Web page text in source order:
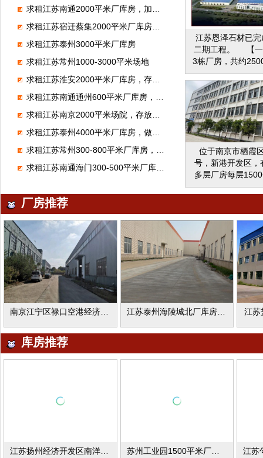
求租江苏南通2000平米厂库房，加工绣花
求租江苏宿迁蔡集2000平米厂库房，存放瓷砖
求租江苏泰州3000平米厂库房
求租江苏常州1000-3000平米场地
求租江苏淮安2000平米厂库房，存放饮料
求租江苏南通通州600平米厂库房，生产被子
求租江苏南京2000平米场院，存放建筑材料
求租江苏泰州4000平米厂库房，做装修材料
求租江苏常州300-800平米厂库房，做医疗器械
求租江苏南通海门300-500平米厂库房，做直播间
职工宿舍约
约500m2，水泥
14000m2，
台、现整体对外
租。地理位置佳,
者面议
江苏恩泽石材已
二期工程。 【一
3栋厂房，共约
已全部招商完成
三层和大食堂，
间，部分入住
程】：约12000方
工，正在火热招
工程1】： 3000方
舍办公楼。此
是从公司南大门
一块；四层宿舍
南大门进入
位于南京市栖霞
号，新港开发区，
多层厂房每层
价4500万，另有
价格面议
厂房推荐
江苏泰州海陵城北厂库房出租 江苏
库房推荐
苏州工业园1500平米厂库房出租